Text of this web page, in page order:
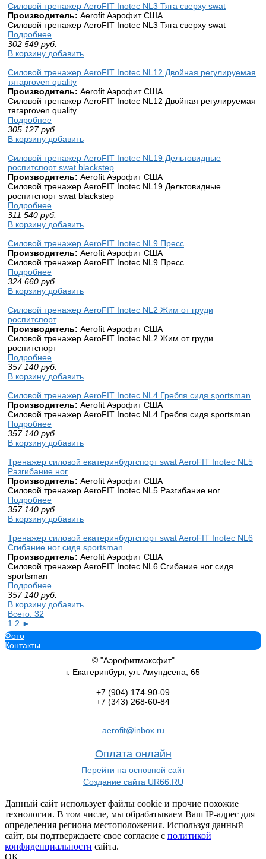
Силовой тренажер AeroFIT Inotec NL3 Тяга сверху swat
Производитель: Aerofit Аэрофит США
Силовой тренажер AeroFIT Inotec NL3 Тяга сверху swat
Подробнее
302 549 руб.
В корзину добавить
Силовой тренажер AeroFIT Inotec NL12 Двойная регулируемая
тягаproven quality
Производитель: Aerofit Аэрофит США
Силовой тренажер AeroFIT Inotec NL12 Двойная регулируемая
тягаproven quality
Подробнее
305 127 руб.
В корзину добавить
Силовой тренажер AeroFIT Inotec NL19 Дельтовидные
роспитспорт swat blackstep
Производитель: Aerofit Аэрофит США
Силовой тренажер AeroFIT Inotec NL19 Дельтовидные
роспитспорт swat blackstep
Подробнее
311 540 руб.
В корзину добавить
Силовой тренажер AeroFIT Inotec NL9 Пресс
Производитель: Aerofit Аэрофит США
Силовой тренажер AeroFIT Inotec NL9 Пресс
Подробнее
324 660 руб.
В корзину добавить
Силовой тренажер AeroFIT Inotec NL2 Жим от груди
роспитспорт
Производитель: Aerofit Аэрофит США
Силовой тренажер AeroFIT Inotec NL2 Жим от груди
роспитспорт
Подробнее
357 140 руб.
В корзину добавить
Силовой тренажер AeroFIT Inotec NL4 Гребля сидя sportsman
Производитель: Aerofit Аэрофит США
Силовой тренажер AeroFIT Inotec NL4 Гребля сидя sportsman
Подробнее
357 140 руб.
В корзину добавить
Тренажер силовой екатеринбургспорт swat AeroFIT Inotec NL5
Разгибание ног
Производитель: Aerofit Аэрофит США
Силовой тренажер AeroFIT Inotec NL5 Разгибание ног
Подробнее
357 140 руб.
В корзину добавить
Тренажер силовой екатеринбургспорт swat AeroFIT Inotec NL6
Сгибание ног сидя sportsman
Производитель: Aerofit Аэрофит США
Силовой тренажер AeroFIT Inotec NL6 Сгибание ног сидя
sportsman
Подробнее
357 140 руб.
В корзину добавить
Всего: 32
1 2 ►
Фото
Контакты
© "Аэрофитмаксфит"
г. Екатеринбург, ул. Амундсена, 65
+7 (904) 174-90-09
+7 (343) 268-60-84
aerofit@inbox.ru
Оплата онлайн
Перейти на основной сайт
Создание сайта UR66.RU
Данный сайт использует файлы cookie и прочие похожие
технологии. В том числе, мы обрабатываем Ваш IP-адрес для
определения региона местоположения. Используя данный
сайт, вы подтверждаете свое согласие с политикой
конфиденциальности сайта.
ОК